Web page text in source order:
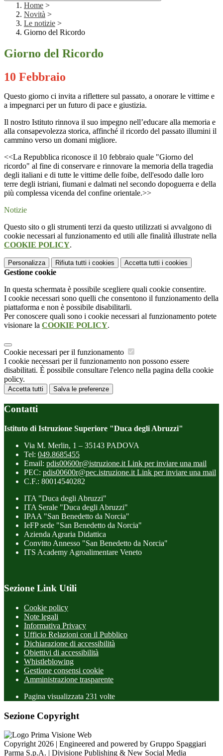
Home >
Novità >
Le notizie >
Giorno del Ricordo
Giorno del Ricordo
10 Febbraio
Questo giorno ci invita a riflettere sul passato, a onorare le vittime e
a impegnarci per un futuro di pace e giustizia.
Il nostro Istituto rinnova il suo impegno nell’educare alla memoria e
alla consapevolezza storica, affinché il ricordo del passato illumini il
cammino verso un domani migliore.
<<La Repubblica riconosce il 10 febbraio quale "Giorno del
ricordo" al fine di conservare e rinnovare la memoria della tragedia
degli italiani e di tutte le vittime delle foibe, dell'esodo dalle loro
terre degli istriani, fiumani e dalmati nel secondo dopoguerra e della
più complessa vicenda del confine orientale.>>
Notizie
Questo sito o gli strumenti terzi da questo utilizzati si avvalgono di
cookie necessari al funzionamento ed utili alle finalità illustrate nella
COOKIE POLICY.
Personalizza Rifiuta tutti i cookies Accetta tutti i cookies
Gestione cookie
In questa schermata è possibile scegliere quali cookie consentire.
I cookie necessari sono quelli che consentono il funzionamento della
piattaforma e non è possibile disabilitarli.
Per conoscere quali sono i cookie necessari al funzionamento potete
visionare la COOKIE POLICY.
Cookie necessari per il funzionamento
I cookie necessari per il funzionamento non possono essere
disabilitati. È possibile consultare l'elenco nella pagina della cookie
policy.
Accetta tutti Salva le preferenze
Contatti
Istituto di Istruzione Superiore "Duca degli Abruzzi"
Via M. Merlin, 1 – 35143 PADOVA
Tel: 049.8685455
Email: pdis00600r@istruzione.it Link per inviare una mail
PEC: pdis00600r@pec.istruzione.it Link per inviare una mail
C.F.: 80014540282
ITA "Duca degli Abruzzi"
ITA Serale "Duca degli Abruzzi"
IPAA "San Benedetto da Norcia"
IeFP sede "San Benedetto da Norcia"
Azienda Agraria Didattica
Convitto Annesso "San Benedetto da Norcia"
ITS Academy Agroalimentare Veneto
Sezione Link Utili
Cookie policy
Note legali
Informativa Privacy
Ufficio Relazioni con il Pubblico
Dichiarazione di accessibilità
Obiettivi di accessibilità
Whistleblowing
Gestione consensi cookie
Amministrazione trasparente
Pagina visualizzata 231 volte
Sezione Copyright
Copyright 2026 | Engineered and powered by Gruppo Spaggiari
Parma S.p.A. | Divisione Publishing & New Social Media